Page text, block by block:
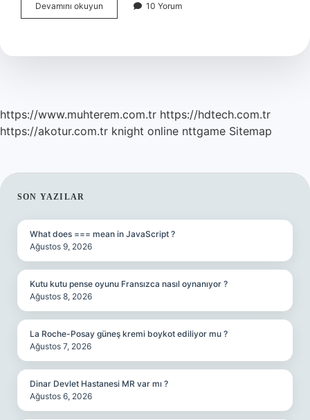
Devamını okuyun
Japon
10 Yorum
https://www.muhterem.com.tr https://hdtech.com.tr
https://akotur.com.tr knight online nttgame Sitemap
SIDEBAR
SON YAZILAR
What does === mean in JavaScript ?
Ağustos 9, 2026
Kutu kutu pense oyunu Fransızca nasıl oynanıyor ?
Ağustos 8, 2026
La Roche-Posay güneş kremi boykot ediliyor mu ?
Ağustos 7, 2026
Dinar Devlet Hastanesi MR var mı ?
Ağustos 6, 2026